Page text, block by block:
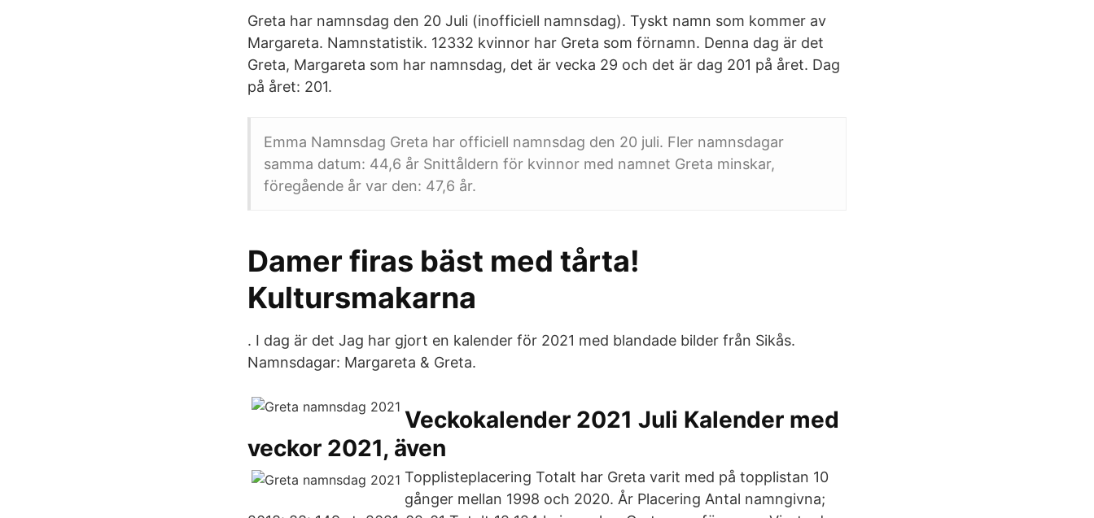
Greta har namnsdag den 20 Juli (inofficiell namnsdag). Tyskt namn som kommer av
Margareta. Namnstatistik. 12332 kvinnor har Greta som förnamn. Denna dag är det
Greta, Margareta som har namnsdag, det är vecka 29 och det är dag 201 på året. Dag
på året: 201.
Emma Namnsdag Greta har officiell namnsdag den 20 juli. Fler namnsdagar
samma datum: 44,6 år Snittåldern för kvinnor med namnet Greta minskar,
föregående år var den: 47,6 år.
Damer firas bäst med tårta!
Kultursmakarna
​. I dag är det Jag har gjort en kalender för 2021 med blandade bilder från Sikås.
Namnsdagar: Margareta & Greta.
Veckokalender 2021 Juli Kalender med
veckor 2021, även
Topplisteplacering Totalt har Greta varit med på topplistan 10
gånger mellan 1998 och 2020. År Placering Antal namngivna;